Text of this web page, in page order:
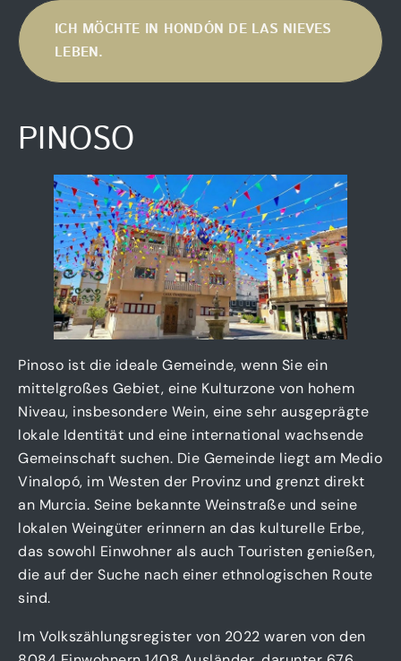
ICH MÖCHTE IN HONDÓN DE LAS NIEVES
LEBEN.
PINOSO
Pinoso ist die ideale Gemeinde, wenn Sie ein
mittelgroßes Gebiet, eine Kulturzone von hohem
Niveau, insbesondere Wein, eine sehr ausgeprägte
lokale Identität und eine international wachsende
Gemeinschaft suchen. Die Gemeinde liegt am Medio
Vinalopó, im Westen der Provinz und grenzt direkt
an Murcia. Seine bekannte Weinstraße und seine
lokalen Weingüter erinnern an das kulturelle Erbe,
das sowohl Einwohner als auch Touristen genießen,
die auf der Suche nach einer ethnologischen Route
sind.
Im Volkszählungsregister von 2022 waren von den